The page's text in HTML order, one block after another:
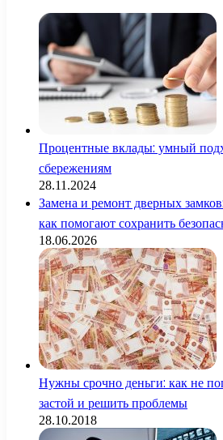
Процентные вклады: умный
сбережениям
28.11.2024
Замена и ремонт дверных
как помогают сохранить
18.06.2026
Нужны срочно деньги: как не
застой и решить проблемы
28.10.2018